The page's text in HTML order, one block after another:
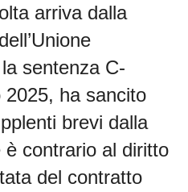
arriva dalla
sentenza C-
2025, ha sancito
brevi dalla
contrario al diritto
del contratto